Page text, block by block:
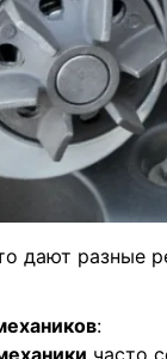
дают разные
:
часто